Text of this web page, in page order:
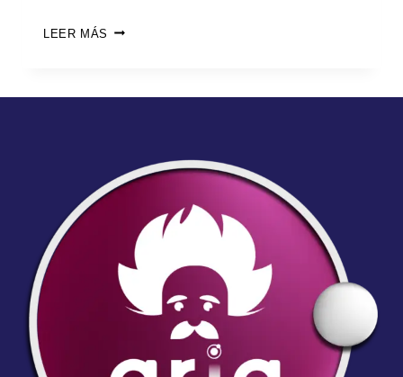
LEER MÁS